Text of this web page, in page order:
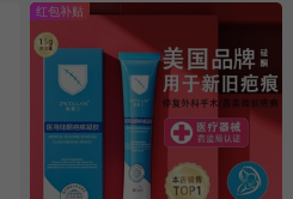
红包补贴